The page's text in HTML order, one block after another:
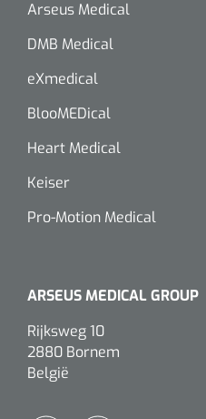
Arseus Medical
DMB Medical
eXmedical
BlooMEDical
Heart Medical
Keiser
Pro-Motion Medical
ARSEUS MEDICAL GROUP
Rijksweg 10
2880 Bornem
België